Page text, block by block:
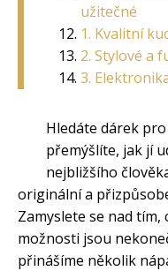
užitečné
1. Kvalitní
2. Stylové a
3.
Hledáte dárek
přemýšlíte, jak jí
nejbližšího
originální a
Zamyslete se nad tím,
možnosti jsou
přinášíme několik